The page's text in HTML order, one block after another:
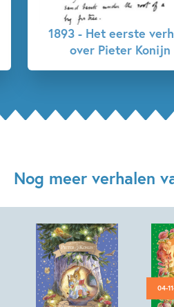
1893 - Het eerste
over Pieter Konijn
Nog meer verhalen
04-